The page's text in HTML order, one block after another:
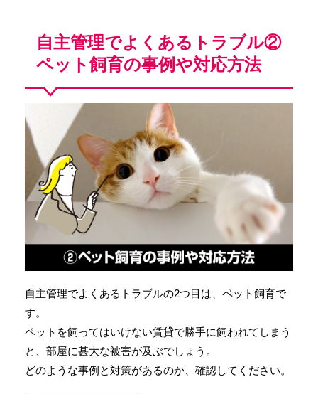
自主管理でよくあるトラブル②
ペット飼育の事例や対応方法
自主管理でよくあるトラブルの2つ目は、ペット飼育で
す。
ペットを飼ってはいけない賃貸で勝手に飼われてしまう
と、部屋に甚大な被害が及ぶでしょう。
どのような事例と対策があるのか、確認してください。